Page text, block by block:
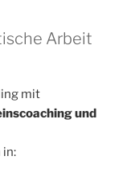
Arbeit
mit
und
in: